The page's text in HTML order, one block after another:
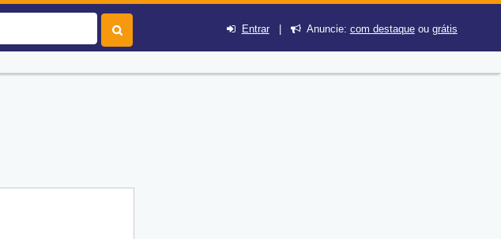
Entrar| Anuncie: com destaqueou grátis